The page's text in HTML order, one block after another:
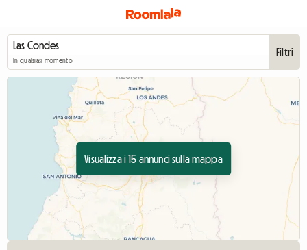
In qualsiasi momento
Filtri
Visualizza i 15 annunci sulla mappa